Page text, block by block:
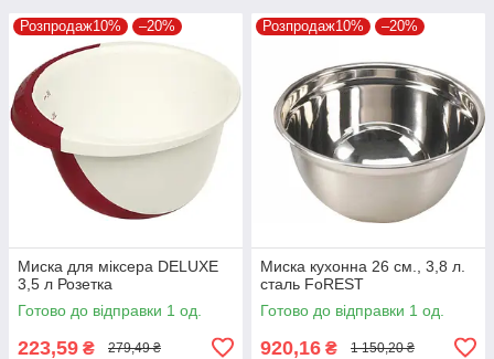
Розпродаж10% –20%
Миска для міксера DELUXE
3,5 л Розетка
Готово до відправки 1 од.
223,59 ₴ 279,49 ₴
Розпродаж10% –20%
Миска кухонна 26 см., 3,8 л.
сталь FoREST
Готово до відправки 1 од.
920,16 ₴ 1 150,20 ₴